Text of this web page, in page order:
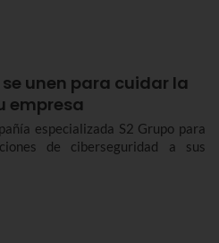
unen para cuidar la
empresa
especializada S2 Grupo para
de ciberseguridad a sus